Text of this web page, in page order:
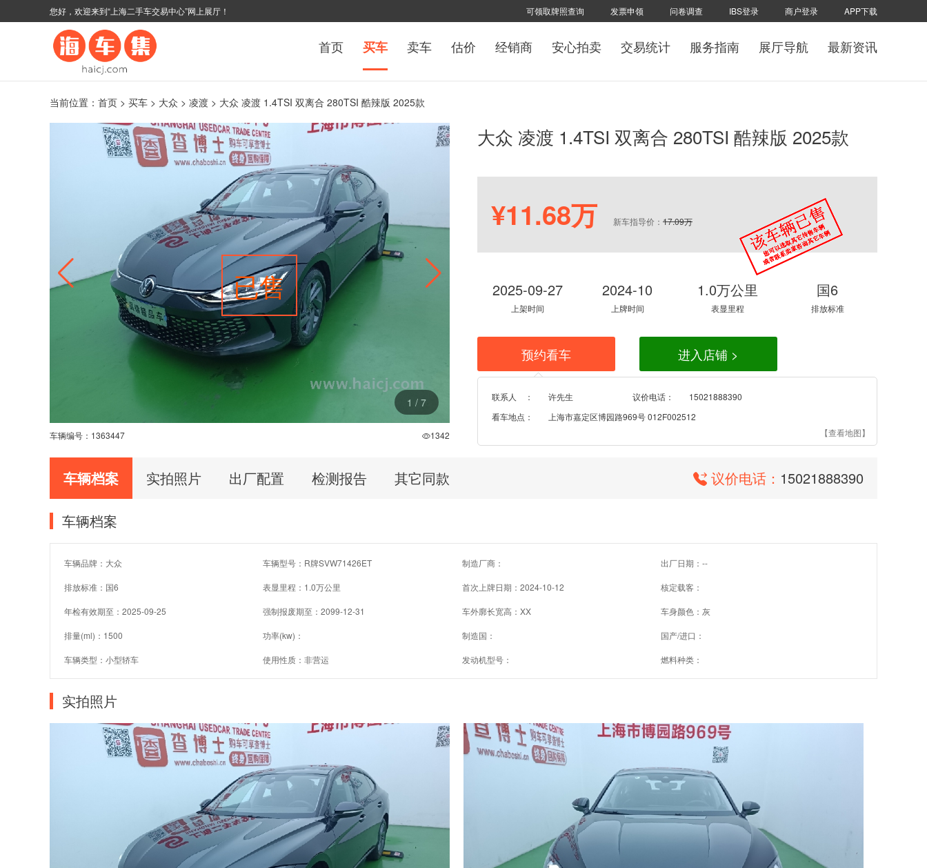
您好，欢迎来到“上海二手车交易中心”网上展厅！ 可领取牌照查询 发票申领 问卷调查 IBS登录 商户登录 APP下载
首页 买车 卖车 估价 经销商 安心拍卖 交易统计 服务指南 展厅导航 最新资讯
当前位置： 首页 > 买车 > 大众 > 凌渡 > 大众 凌渡 1.4TSI 双离合 280TSI 酷辣版 2025款
1 / 7
已售
车辆编号： 1363447 1342
大众 凌渡 1.4TSI 双离合 280TSI 酷辣版 2025款
¥11.68万 新车指导价： 17.09万
2025-09-27
上架时间
2024-10
上牌时间
1.0万公里
表显里程
国6
排放标准
预约看车 进入店铺 >
联系人 ： 许先生 议价电话：
15021888390
看车地点：
上海市嘉定区博园路969号 012F002512
【查看地图】
车辆档案 实拍照片 出厂配置 检测报告 其它同款 议价电话： 15021888390
车辆档案
车辆品牌：大众 车辆型号：R牌SVW71426ET 制造厂商： 出厂日期：--
排放标准：国6 表显里程：1.0万公里 首次上牌日期：2024-10-12 核定载客：
年检有效期至：2025-09-25 强制报废期至：2099-12-31 车外廓长宽高：XX 车身颜色：灰
排量(ml)：1500 功率(kw)： 制造国： 国产/进口：
车辆类型：小型轿车 使用性质：非营运 发动机型号： 燃料种类：
实拍照片